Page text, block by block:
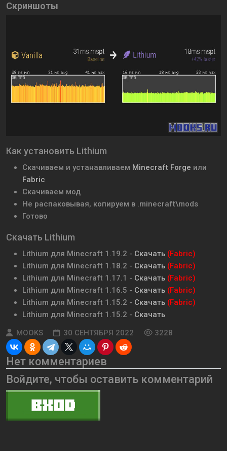
Скриншоты
Как установить Lithium
Скачиваем и устанавливаем Minecraft Forge или
Fabric
Скачиваем мод
Не распаковывая, копируем в .minecraft\mods
Готово
Скачать Lithium
Lithium для Minecraft 1.19.2 - Скачать (Fabric)
Lithium для Minecraft 1.18.2 - Скачать (Fabric)
Lithium для Minecraft 1.17.1 - Скачать (Fabric)
Lithium для Minecraft 1.16.5 - Скачать (Fabric)
Lithium для Minecraft 1.15.2 - Скачать (Fabric)
Lithium для Minecraft 1.15.2 - Скачать
MOOKS
30 СЕНТЯБРЯ 2022 3228
Нет комментариев
Войдите, чтобы оставить комментарий